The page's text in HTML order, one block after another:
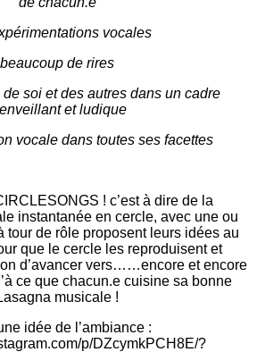
vocales
beaucoup de rires
soi et des autres dans un cadre
et ludique
vocale dans toutes ses facettes
! c’est à dire de la
instantanée en cercle, avec une ou
tour de rôle proposent leurs idées au
que le cercle les reproduisent et
d’avancer vers……encore et encore
ce que chacun.e cuisine sa bonne
musicale !
idée de l’ambiance :
p/DZcymkPCH8E/?